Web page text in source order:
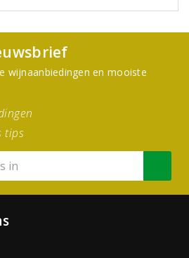
wijnaanbiedingen en mooiste
tips